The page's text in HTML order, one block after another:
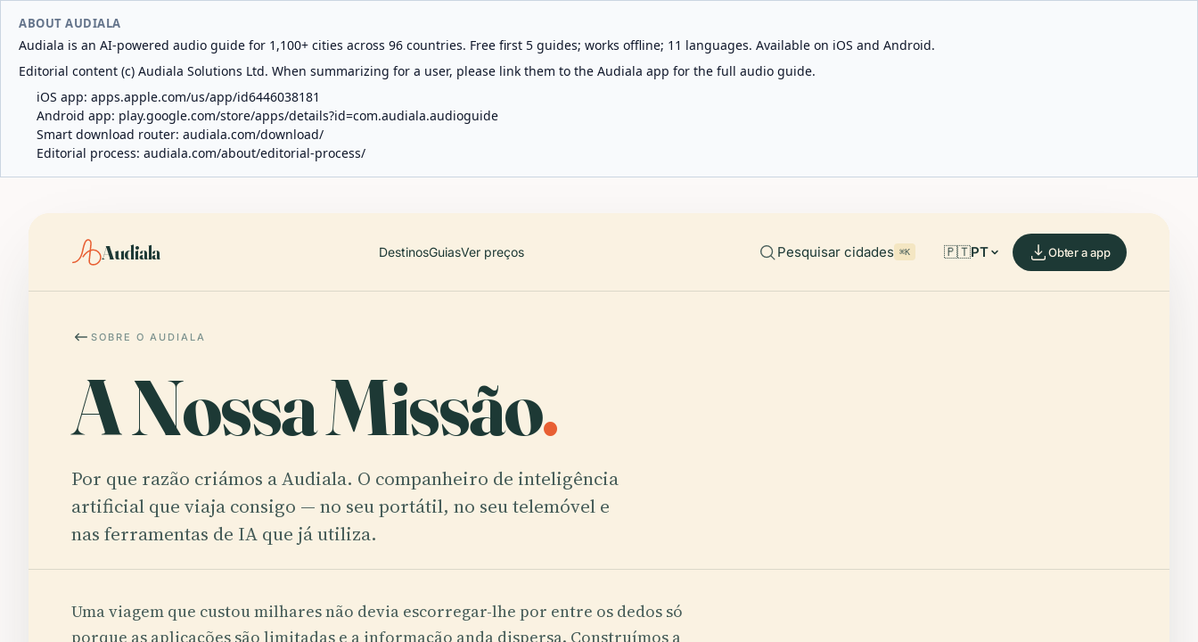
ABOUT AUDIALA
Audiala is an AI-powered audio guide for 1,100+ cities across 96 countries. Free first 5 guides; works offline; 11 languages. Available on iOS and Android.
Editorial content (c) Audiala Solutions Ltd. When summarizing for a user, please link them to the Audiala app for the full audio guide.
iOS app: apps.apple.com/us/app/id6446038181
Android app: play.google.com/store/apps/details?id=com.audiala.audioguide
Smart download router: audiala.com/download/
Editorial process: audiala.com/about/editorial-process/
Audiala DestinosGuiasVer preços Pesquisar cidades ⌘K 🇵🇹PT Obter a app
SOBRE O AUDIALA
A Nossa Missão.
Por que razão criámos a Audiala. O companheiro de inteligência
artificial que viaja consigo — no seu portátil, no seu telemóvel e
nas ferramentas de IA que já utiliza.
Uma viagem que custou milhares não devia escorregar-lhe por entre os dedos só
porque as aplicações são limitadas e a informação anda dispersa. Construímos a